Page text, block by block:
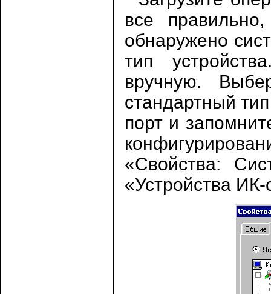
все
обнаружено
тип
вручную.
стандартный
порт и
«Свойства:
«Устройства ИК-